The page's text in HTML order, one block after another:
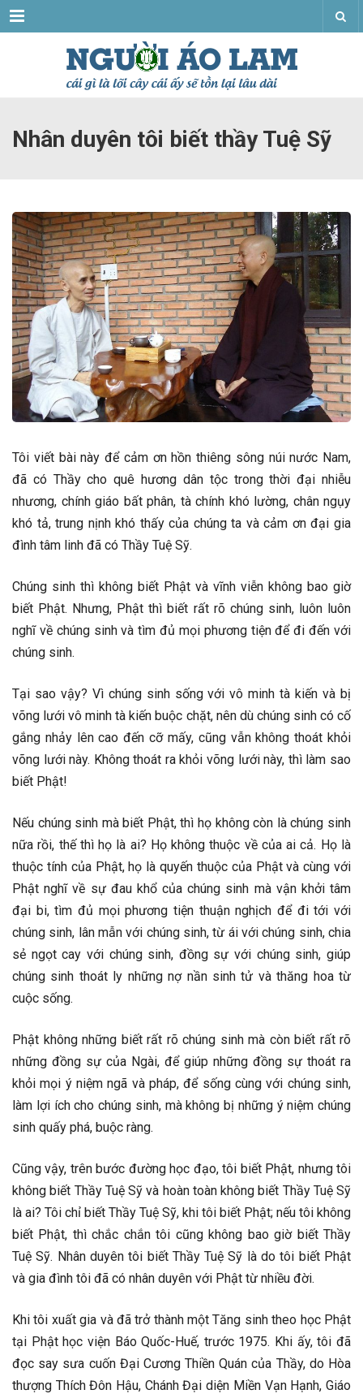
Menu
Nhân duyên tôi biết thầy Tuệ Sỹ
Tôi viết bài này để cảm ơn hồn thiêng sông núi nước Nam,
đã có Thầy cho quê hương dân tộc trong thời đại nhiễu
nhương, chính giáo bất phân, tà chính khó lường, chân ngụy
khó tả, trung nịnh khó thấy của chúng ta và cảm ơn đại gia
đình tâm linh đã có Thầy Tuệ Sỹ.
Chúng sinh thì không biết Phật và vĩnh viễn không bao giờ
biết Phật. Nhưng, Phật thì biết rất rõ chúng sinh, luôn luôn
nghĩ về chúng sinh và tìm đủ mọi phương tiện để đi đến với
chúng sinh.
Tại sao vậy? Vì chúng sinh sống với vô minh tà kiến và bị
võng lưới vô minh tà kiến buộc chặt, nên dù chúng sinh có cố
gắng nhảy lên cao đến cỡ mấy, cũng vẫn không thoát khỏi
võng lưới này. Không thoát ra khỏi võng lưới này, thì làm sao
biết Phật!
Nếu chúng sinh mà biết Phật, thì họ không còn là chúng sinh
nữa rồi, thế thì họ là ai? Họ không thuộc về của ai cả. Họ là
thuộc tính của Phật, họ là quyến thuộc của Phật và cùng với
Phật nghĩ về sự đau khổ của chúng sinh mà vận khởi tâm
đại bi, tìm đủ mọi phương tiện thuận nghịch để đi tới với
chúng sinh, lân mẫn với chúng sinh, từ ái với chúng sinh, chia
sẻ ngọt cay với chúng sinh, đồng sự với chúng sinh, giúp
chúng sinh thoát ly những nợ nần sinh tử và thăng hoa từ
cuộc sống.
Phật không những biết rất rõ chúng sinh mà còn biết rất rõ
những đồng sự của Ngài, để giúp những đồng sự thoát ra
khỏi mọi ý niệm ngã và pháp, để sống cùng với chúng sinh,
làm lợi ích cho chúng sinh, mà không bị những ý niệm chúng
sinh quấy phá, buộc ràng.
Cũng vậy, trên bước đường học đạo, tôi biết Phật, nhưng tôi
không biết Thầy Tuệ Sỹ và hoàn toàn không biết Thầy Tuệ Sỹ
là ai? Tôi chỉ biết Thầy Tuệ Sỹ, khi tôi biết Phật; nếu tôi không
biết Phật, thì chắc chắn tôi cũng không bao giờ biết Thầy
Tuệ Sỹ. Nhân duyên tôi biết Thầy Tuệ Sỹ là do tôi biết Phật
và gia đình tôi đã có nhân duyên với Phật từ nhiều đời.
Khi tôi xuất gia và đã trở thành một Tăng sinh theo học Phật
tại Phật học viện Báo Quốc-Huế, trước 1975. Khi ấy, tôi đã
đọc say sưa cuốn Đại Cương Thiền Quán của Thầy, do Hòa
thượng Thích Đôn Hậu, Chánh Đại diện Miền Vạn Hạnh, Giáo